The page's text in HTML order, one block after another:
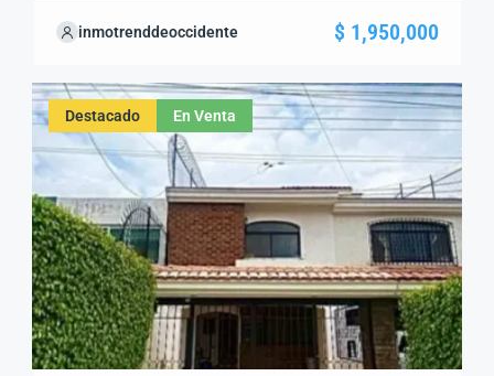
Recamaras: 2 Banos: 1 Cochera: 1 Área de Servicios: Si
inmotrenddeoccidente $ 1,950,000
Destacado En Venta